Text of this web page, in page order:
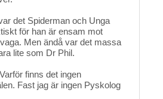
det Spiderman och Unga
för han är ensam mot
Men ändå var det massa
lite som Dr Phil.
finns det ingen
Fast jag är ingen Pyskolog